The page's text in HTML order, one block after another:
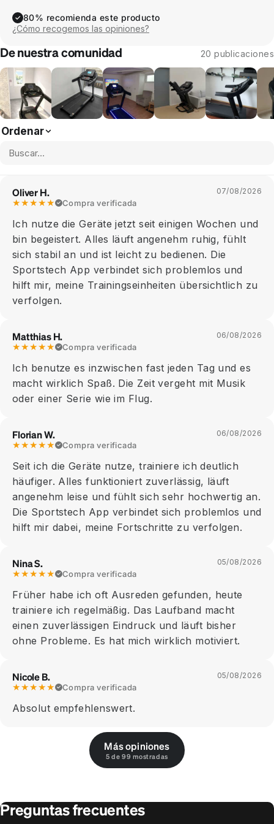
✓ 80% recomienda este producto
¿Cómo recogemos las opiniones?
De nuestra comunidad 20 publicaciones
Ordenar
Oliver H.
★★★★★ Compra verificada
07/08/2026
Ich nutze die Geräte jetzt seit einigen Wochen und
bin begeistert. Alles läuft angenehm ruhig, fühlt
sich stabil an und ist leicht zu bedienen. Die
Sportstech App verbindet sich problemlos und
hilft mir, meine Trainingseinheiten übersichtlich zu
verfolgen.
Matthias H.
★★★★★ Compra verificada
06/08/2026
Ich benutze es inzwischen fast jeden Tag und es
macht wirklich Spaß. Die Zeit vergeht mit Musik
oder einer Serie wie im Flug.
Florian W.
★★★★★ Compra verificada
06/08/2026
Seit ich die Geräte nutze, trainiere ich deutlich
häufiger. Alles funktioniert zuverlässig, läuft
angenehm leise und fühlt sich sehr hochwertig an.
Die Sportstech App verbindet sich problemlos und
hilft mir dabei, meine Fortschritte zu verfolgen.
Nina S.
★★★★★ Compra verificada
05/08/2026
Früher habe ich oft Ausreden gefunden, heute
trainiere ich regelmäßig. Das Laufband macht
einen zuverlässigen Eindruck und läuft bisher
ohne Probleme. Es hat mich wirklich motiviert.
Nicole B.
★★★★★ Compra verificada
05/08/2026
Absolut empfehlenswert.
Más opiniones
5 de 99 mostradas
Preguntas frecuentes